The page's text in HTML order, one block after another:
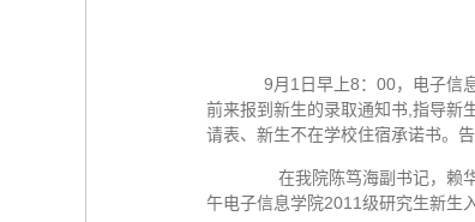
9月1日早上8：00，电子信
前来报到新生的录取通知书,指导新
请表、新生不在学校住宿承诺书。
在我院陈笃海副书记，赖华
午电子信息学院2011级研究生新生